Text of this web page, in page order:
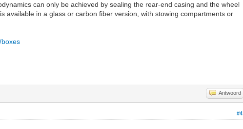
can only be achieved by sealing the rear-end casing and the wheel
available in a glass or carbon fiber version, with stowing compartments or
boxes
Antwoord
#4